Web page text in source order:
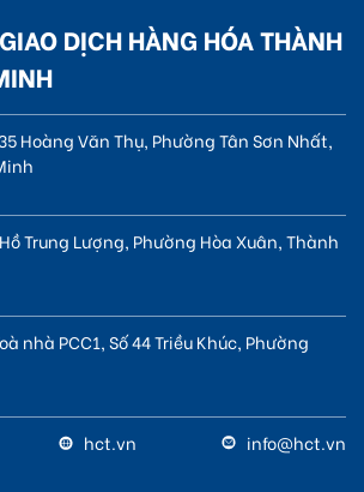
DỊCH HÀNG HÓA THÀNH
Hoàng Văn Thụ, Phường Tân Sơn Nhất,
Trung Lượng, Phường Hòa Xuân, Thành
nhà PCC1, Số 44 Triều Khúc, Phường
hct.vn info@hct.vn